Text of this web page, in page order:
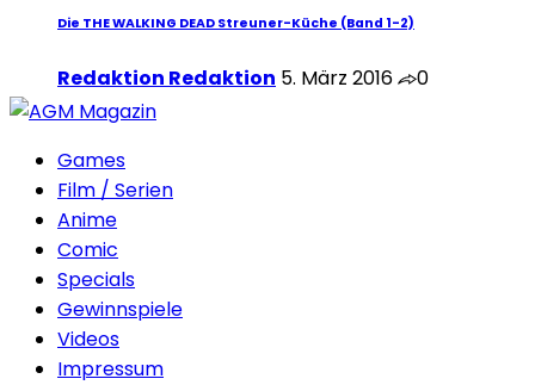
Die THE WALKING DEAD Streuner-Küche (Band 1-2)
Redaktion Redaktion 5. März 2016 0
Games
Film / Serien
Anime
Comic
Specials
Gewinnspiele
Videos
Impressum